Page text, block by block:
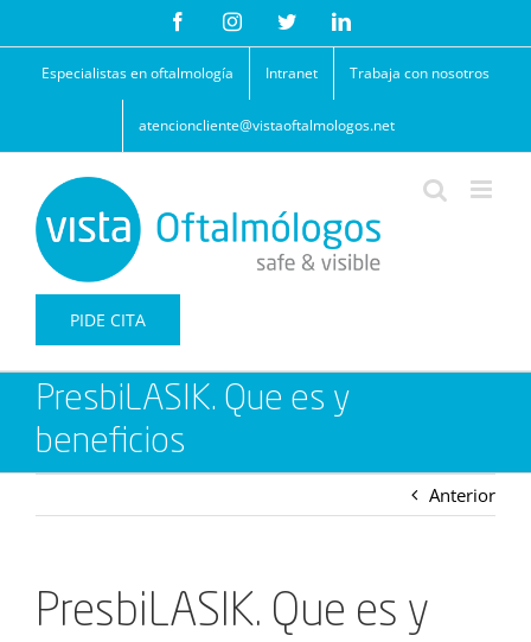
contenido
FacebookInstagramTwitterLinkedIn
Especialistas en oftalmología Intranet Trabaja con nosotros
atencioncliente@vistaoftalmologos.net
PIDE CITA
PresbiLASIK. Que es y
beneficios
Anterior
PresbiLASIK. Que es y